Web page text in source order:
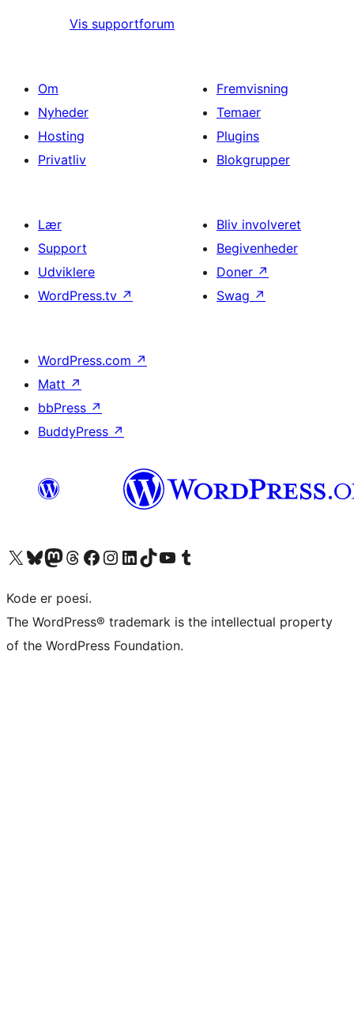
Vis supportforum
Om
Nyheder
Hosting
Privatliv
Fremvisning
Temaer
Plugins
Blokgrupper
Lær
Support
Udviklere
WordPress.tv ↗
Bliv involveret
Begivenheder
Doner ↗
Swag ↗
WordPress.com ↗
Matt ↗
bbPress ↗
BuddyPress ↗
Besøg vores X (tidligere Twitter) konto
Besøg vores Bluesky-konto
Besøg vores Mastodon konto
Besøg vores Threads-konto
Besøg vores Facebook sideBesøg vores Instagram konto
Besøg vores LinkedIn konto
Besøg vores TikTok-konto
Besøg vores YouTube-kanalBesøg vores Tumblr-konto
Kode er poesi.
The WordPress® trademark is the intellectual property
of the WordPress Foundation.